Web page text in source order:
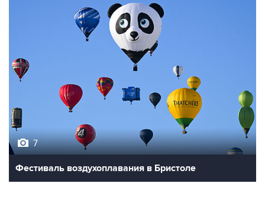
Фестиваль воздухоплавания в Бристоле